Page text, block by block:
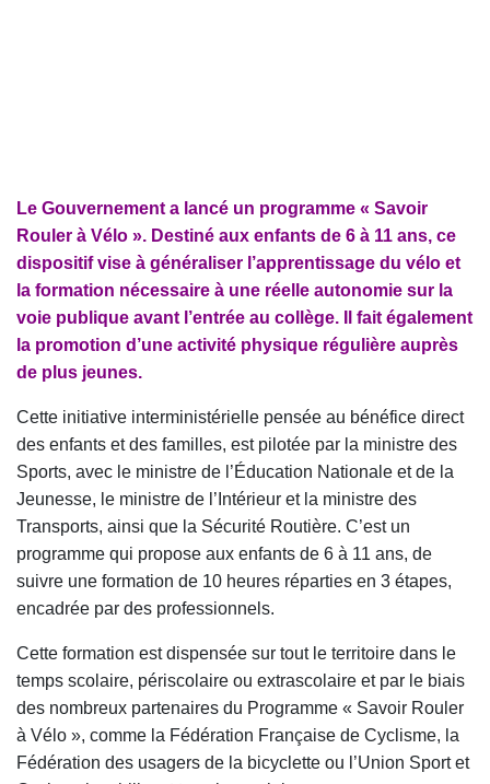
Le Gouvernement a lancé un programme « Savoir
Rouler à Vélo ». Destiné aux enfants de 6 à 11 ans, ce
dispositif vise à généraliser l’apprentissage du vélo et
la formation nécessaire à une réelle autonomie sur la
voie publique avant l’entrée au collège. Il fait également
la promotion d’une activité physique régulière auprès
de plus jeunes.
Cette initiative interministérielle pensée au bénéfice direct
des enfants et des familles, est pilotée par la ministre des
Sports, avec le ministre de l’Éducation Nationale et de la
Jeunesse, le ministre de l’Intérieur et la ministre des
Transports, ainsi que la Sécurité Routière. C’est un
programme qui propose aux enfants de 6 à 11 ans, de
suivre une formation de 10 heures réparties en 3 étapes,
encadrée par des professionnels.
Cette formation est dispensée sur tout le territoire dans le
temps scolaire, périscolaire ou extrascolaire et par le biais
des nombreux partenaires du Programme « Savoir Rouler
à Vélo », comme la Fédération Française de Cyclisme, la
Fédération des usagers de la bicyclette ou l’Union Sport et